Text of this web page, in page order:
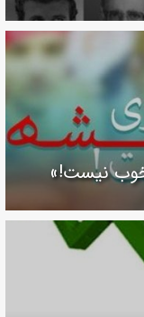
خوب نیست!»